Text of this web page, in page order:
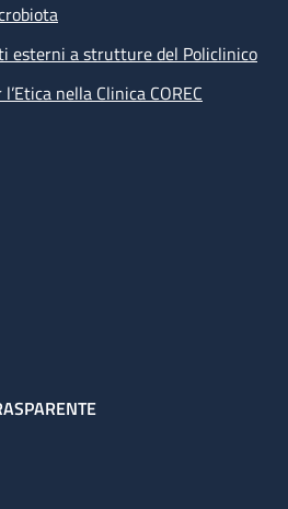
esterni a strutture del Policlinico
nella Clinica COREC